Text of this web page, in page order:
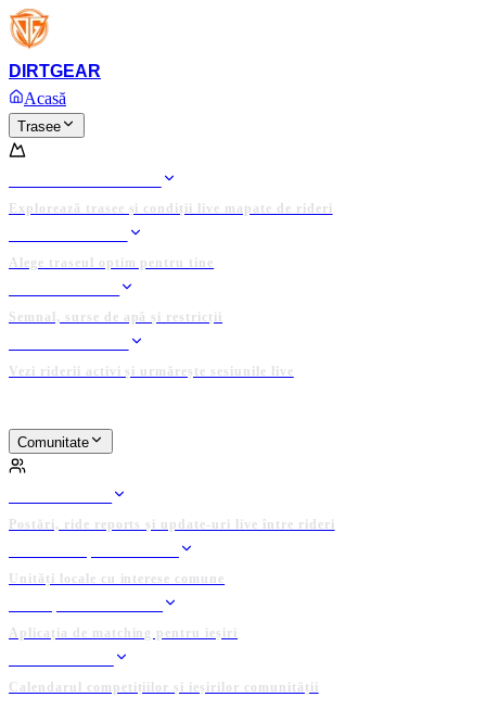
AnunțPlatforma completă și domeniul
vânzare!
Ofertează acum
DIRTGEAR
Acasă
Trasee
Explorează trasee și condiții live mapate de rideri
Alege traseul optim pentru tine
Semnal, surse de apă și restricții
Vezi riderii activi și urmărește sesiunile live
Comunitate
Postări, ride reports și update-uri live între rideri
Unități locale cu interese comune
Aplicația de matching pentru ieșiri
Calendarul competițiilor și ieșirilor comunității